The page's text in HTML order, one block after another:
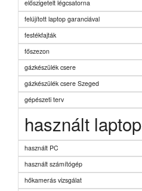
előszigetelt légcsatorna
felújított laptop garanciával
festékfajták
főszezon
gázkészülék csere
gázkészülék csere Szeged
gépészeti terv
használt laptop
használt PC
használt számítógép
hőkamerás vizsgálat